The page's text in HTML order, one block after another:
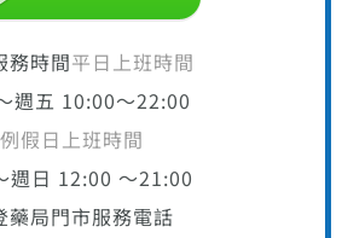
務時間平日上班時間
週五 10:00～22:00
例假日上班時間
週日 12:00 ～21:00
藥局門市服務電話